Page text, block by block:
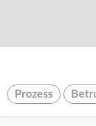
Prozess